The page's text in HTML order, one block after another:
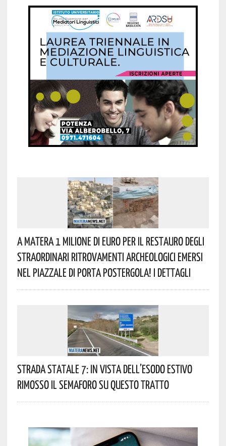
A Matera 1 Milione Di Euro Per Il Restauro Degli
Straordinari Ritrovamenti Archeologici Emersi
Nel Piazzale Di Porta Postergola! I Dettagli
Strada Statale 7: In Vista Dell’esodo Estivo
Rimosso Il Semaforo Su Questo Tratto